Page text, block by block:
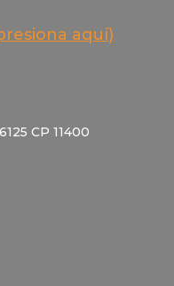
aquí)
CP 11400